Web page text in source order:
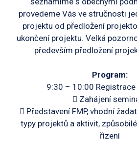
provedeme Vás ve stručnosti
projektu od předložení
ukončení projektu. Velká
především předložení
Program:
9:30 – 10:00
 Zahájení
 Představení FMP, vhodní
typy projektů a aktivit,
řízení